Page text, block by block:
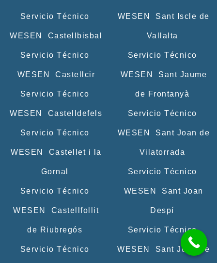
Servicio Técnico
WESEN Castellbisbal
Servicio Técnico
WESEN Castellcir
Servicio Técnico
WESEN Castelldefels
Servicio Técnico
WESEN Castellet i la
Gornal
Servicio Técnico
WESEN Castellfollit
de Riubregós
Servicio Técnico
WESEN Sant Iscle de
Vallalta
Servicio Técnico
WESEN Sant Jaume
de Frontanyà
Servicio Técnico
WESEN Sant Joan de
Vilatorrada
Servicio Técnico
WESEN Sant Joan
Despí
Servicio Técnico
WESEN Sant Julià de